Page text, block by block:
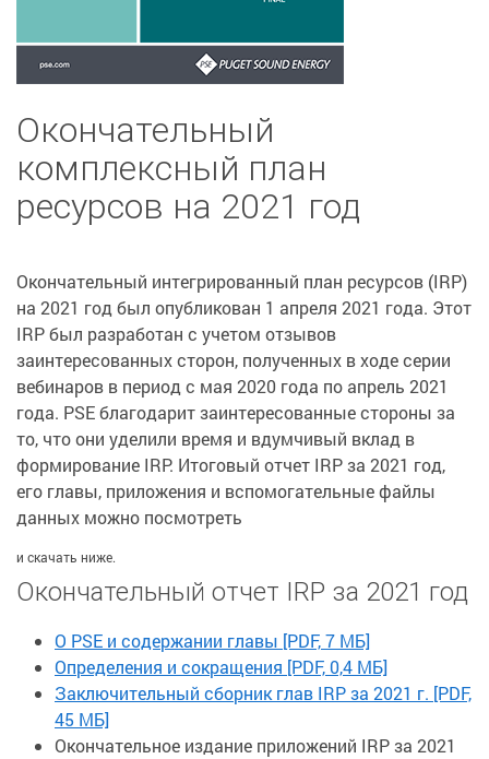
Окончательный
комплексный план
ресурсов на 2021 год
Окончательный интегрированный план ресурсов (IRP)
на 2021 год был опубликован 1 апреля 2021 года. Этот
IRP был разработан с учетом отзывов
заинтересованных сторон, полученных в ходе серии
вебинаров в период с мая 2020 года по апрель 2021
года. PSE благодарит заинтересованные стороны за
то, что они уделили время и вдумчивый вклад в
формирование IRP. Итоговый отчет IRP за 2021 год,
его главы, приложения и вспомогательные файлы
данных можно посмотреть
и скачать ниже.
Окончательный отчет IRP за 2021 год
О PSE и содержании главы [PDF, 7 МБ]
Определения и сокращения [PDF, 0,4 МБ]
Заключительный сборник глав IRP за 2021 г. [PDF,
45 МБ]
Окончательное издание приложений IRP за 2021